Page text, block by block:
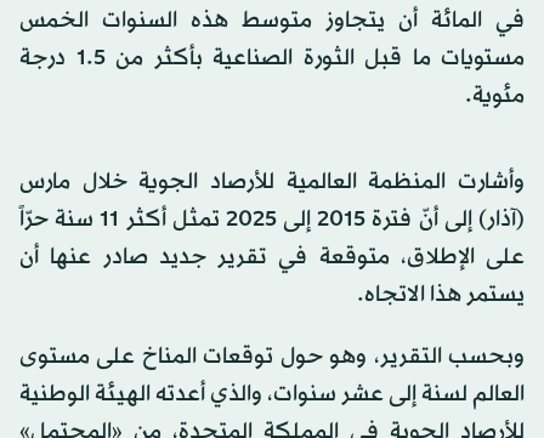
في المائة أن يتجاوز متوسط هذه السنوات الخمس
مستويات ما قبل الثورة الصناعية بأكثر من 1.5 درجة
مئوية.
وأشارت المنظمة العالمية للأرصاد الجوية خلال مارس
(آذار) إلى أنّ فترة 2015 إلى 2025 تمثل أكثر 11 سنة حرّاً
على الإطلاق، متوقعة في تقرير جديد صادر عنها أن
يستمر هذا الاتجاه.
وبحسب التقرير، وهو حول توقعات المناخ على مستوى
العالم لسنة إلى عشر سنوات، والذي أعدته الهيئة الوطنية
للأرصاد الجوية في المملكة المتحدة، من «المحتمل»